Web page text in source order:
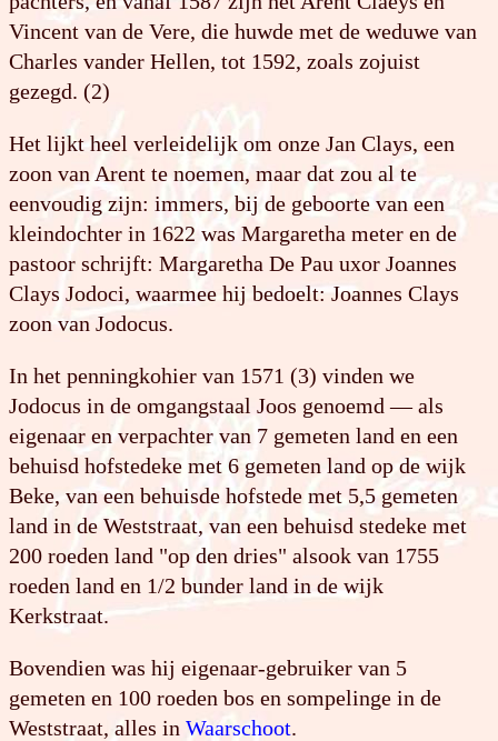
Vincent van de Vere, die huwde met de weduwe van
Charles vander Hellen, tot 1592, zoals zojuist
gezegd. (2)
Het lijkt heel verleidelijk om onze Jan Clays, een
zoon van Arent te noemen, maar dat zou al te
eenvoudig zijn: immers, bij de geboorte van een
kleindochter in 1622 was Margaretha meter en de
pastoor schrijft: Margaretha De Pau uxor Joannes
Clays Jodoci, waarmee hij bedoelt: Joannes Clays
zoon van Jodocus.
In het penningkohier van 1571 (3) vinden we
Jodocus in de omgangstaal Joos genoemd — als
eigenaar en verpachter van 7 gemeten land en een
behuisd hofstedeke met 6 gemeten land op de wijk
Beke, van een behuisde hofstede met 5,5 gemeten
land in de Weststraat, van een behuisd stedeke met
200 roeden land "op den dries" alsook van 1755
roeden land en 1/2 bunder land in de wijk
Kerkstraat.
Bovendien was hij eigenaar-gebruiker van 5
gemeten en 100 roeden bos en sompelinge in de
Weststraat, alles in Waarschoot.